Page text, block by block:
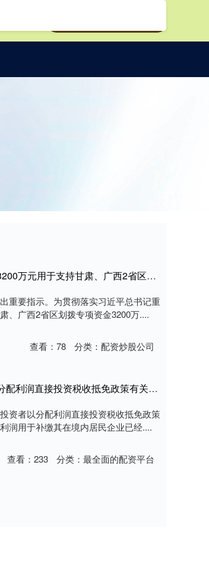
新富策略 中央组织部从代中央管理党费中划拨3200万元用于支持甘肃、广西2省区防汛救灾工作
重要指示。为贯彻落实习近平总书记重
、广西2省区划拨专项资金3200万....
查看： 78 分类： 配资炒股公司
新富策略 国家税务总局发文明确境外投资者以分配利润直接投资税收抵免政策有关事项
资者以分配利润直接投资税收抵免政策
润用于补缴其在境内居民企业已经....
查看： 233 分类： 最全面的配资平台